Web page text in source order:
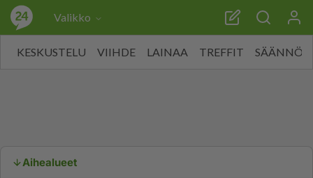
Valikko
KESKUSTELU VIIHDE LAINAA TREFFIT SÄÄNNÖT
Aihealueet